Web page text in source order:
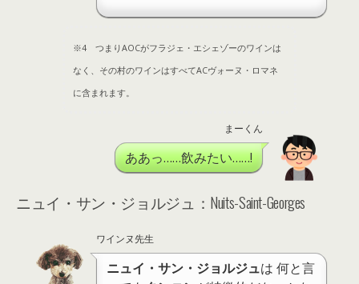
※4 つまりAOCがフラジェ・エシェゾーのワインは
なく、その村のワインはすべてACヴォーヌ・ロマネ
に含まれます。
まーくん
ああっ……飲みたい……!
ニュイ・サン・ジョルジュ：Nuits-Saint-Georges
ワインヌ先生
ニュイ・サン・ジョルジュは 何と言